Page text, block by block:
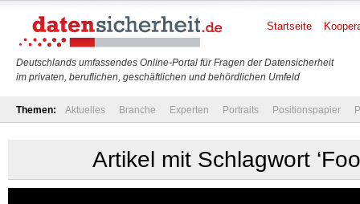
Deutschlands umfassendes Online-Portal für Fragen der Datensicherheit
im privaten, beruflichen, geschäftlichen und behördlichen Umfeld
Startseite
Themen: Aktuelles Branche Experten Portraits Positionspapier
Artikel mit Schlagwort